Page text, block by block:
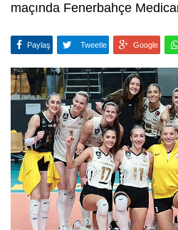
maçında Fenerbahçe
Paylaş Tweetle Google